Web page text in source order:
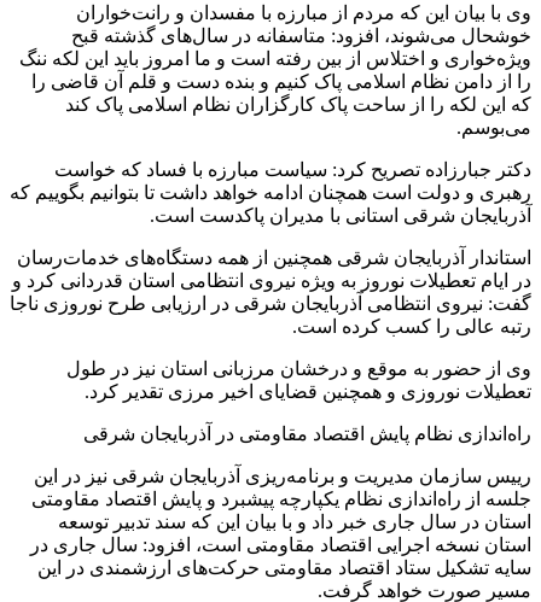
وی با بیان این که مردم از مبارزه با مفسدان و رانت‌خواران
خوشحال می‌شوند، افزود: متاسفانه در سال‌های گذشته قبح
ویژه‌خواری و اختلاس از بین رفته است و ما امروز باید این لکه ننگ
را از دامن نظام اسلامی پاک کنیم و بنده دست و قلم آن قاضی را
که این لکه را از ساحت پاک کارگزاران نظام اسلامی پاک کند
می‌بوسم.
دکتر جبارزاده تصریح کرد: سیاست مبارزه با فساد که خواست
رهبری و دولت است همچنان ادامه خواهد داشت تا بتوانیم بگوییم که
آذربایجان شرقی استانی با مدیران پاکدست است.
استاندار آذربایجان شرقی همچنین از همه دستگاه‌های خدمات‌رسان
در ایام تعطیلات نوروز به ویژه نیروی انتظامی استان قدردانی کرد و
گفت: نیروی انتظامی آذربایجان شرقی در ارزیابی طرح نوروزی ناجا
رتبه عالی را کسب کرده است.
وی از حضور به موقع و درخشان مرزبانی استان نیز در طول
تعطیلات نوروزی و همچنین قضایای اخیر مرزی تقدیر کرد.
راه‌اندازی نظام پایش اقتصاد مقاومتی در آذربایجان شرقی
رییس سازمان مدیریت و برنامه‌ریزی آذربایجان شرقی نیز در این
جلسه از راه‌اندازی نظام یکپارچه پیشبرد و پایش اقتصاد مقاومتی
استان در سال جاری خبر داد و با بیان این که سند تدبیر توسعه
استان نسخه اجرایی اقتصاد مقاومتی است، افزود: سال جاری در
سایه تشکیل ستاد اقتصاد مقاومتی حرکت‌های ارزشمندی در این
مسیر صورت خواهد گرفت.